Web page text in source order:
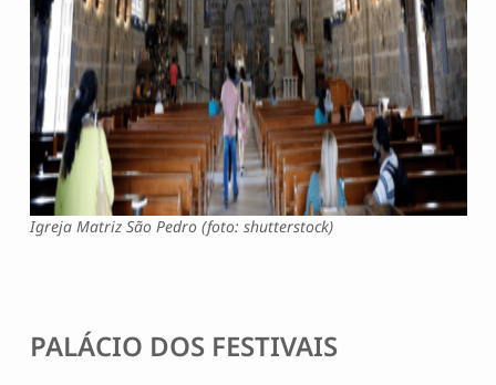
Igreja Matriz São Pedro (foto: shutterstock)
PALÁCIO DOS FESTIVAIS